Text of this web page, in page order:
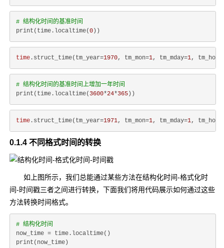
# 结构化时间的基准时间
print(time.localtime(0
time .struct_time(tm_year=1970, tm_mon=1, tm_mday=1,
# 结构化时间的基准时间上增加一年时间
print(time.localtime( 3600*24*365
time .struct_time(tm_year=1971, tm_mon=1, tm_mday=1,
0.1.4 不同格式时间的转换
如上图所示，我们总能通过某些方法在结构化时间-格式化时
间-时间戳三者之间进行转换，下面我们将用代码展示如何通过这些
方法转换时间格式。
# 结构化时间
now_time = time.localtime()